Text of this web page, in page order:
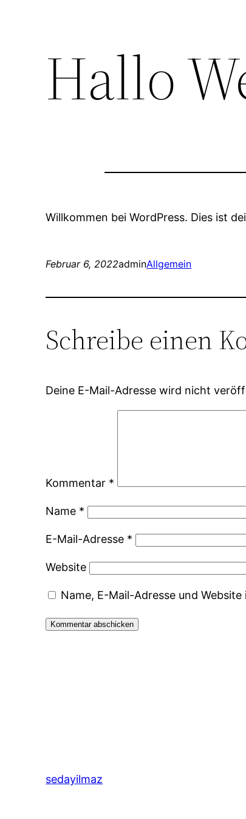
Hallo
Willkommen bei WordPress. Dies ist
Februar 6, 2022adminAllgemein
Schreibe einen
Deine E-Mail-Adresse wird nicht
Kommentar *
Name *
E-Mail-Adresse *
Website
Name, E-Mail-Adresse und
sedayilmaz